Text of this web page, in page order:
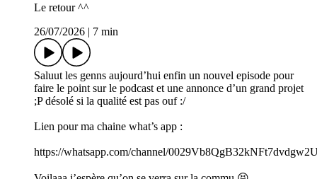
Le retour ^^
26/07/2026 | 7 min
Saluut les genns aujourd’hui enfin un nouvel episode pour
faire le point sur le podcast et une annonce d’un grand projet
;P désolé si la qualité est pas ouf :/
Lien pour ma chaine what’s app :
https://whatsapp.com/channel/